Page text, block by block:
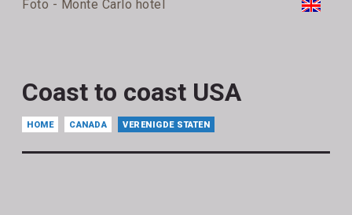
Foto - Monte Carlo hotel
Coast to coast USA
HOME CANADA VERENIGDE STATEN